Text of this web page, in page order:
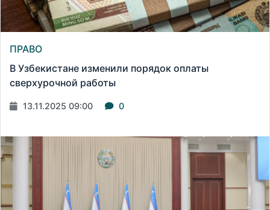
ПРАВО
В Узбекистане изменили порядок оплаты
сверхурочной работы
13.11.2025 09:00 0